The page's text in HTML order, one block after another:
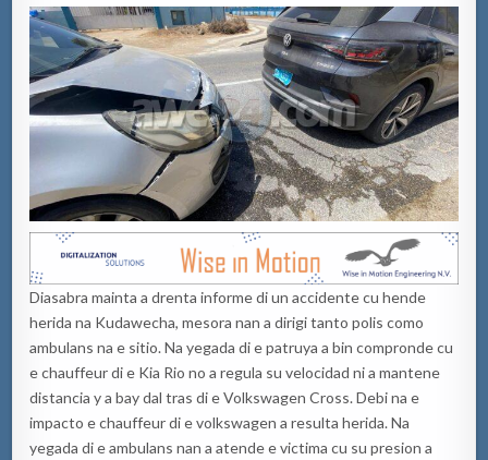
Diasabra mainta a drenta informe di un accidente cu hende
herida na Kudawecha, mesora nan a dirigi tanto polis como
ambulans na e sitio. Na yegada di e patruya a bin compronde cu
e chauffeur di e Kia Rio no a regula su velocidad ni a mantene
distancia y a bay dal tras di e Volkswagen Cross. Debi na e
impacto e chauffeur di e volkswagen a resulta herida. Na
yegada di e ambulans nan a atende e victima cu su presion a